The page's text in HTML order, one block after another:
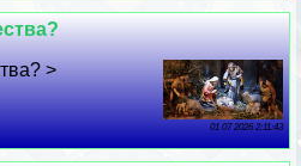
>
01 07 2026 2:11:43